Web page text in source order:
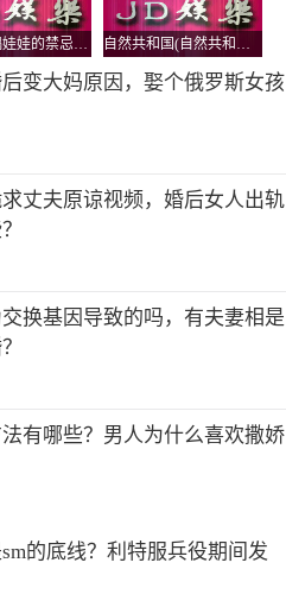
家里放人偶娃娃的禁忌，科学证明娃娃有灵性真的吗？ 自然共和国(自然共和国是哪个国家的品牌)
变大妈原因，娶个俄罗斯女孩
丈夫原谅视频，婚后女人出轨
换基因导致的吗，有夫妻相是
有哪些？男人为什么喜欢撒娇
的底线？利特服兵役期间发